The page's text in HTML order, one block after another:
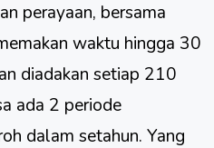
perayaan, bersama
waktu hingga 30
diadakan setiap 210
ada 2 periode
dalam setahun. Yang